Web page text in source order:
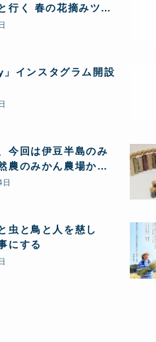
行く 春の花摘みツア
豊受自然農体験
」インスタグラム開設
今回は伊豆半島のみ
のみかん農場から
虫と鳥と人を慈し
にする